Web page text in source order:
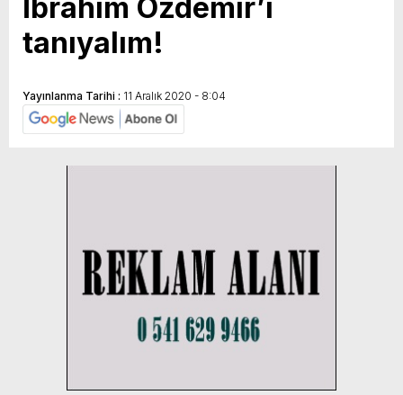
İbrahim Özdemir’i
tanıyalım!
Yayınlanma Tarihi : 11 Aralık 2020 - 8:04